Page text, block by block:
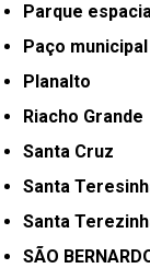
Parque
Paço municipal
Planalto
Riacho Grande
Santa Cruz
Santa
Santa
SÃO